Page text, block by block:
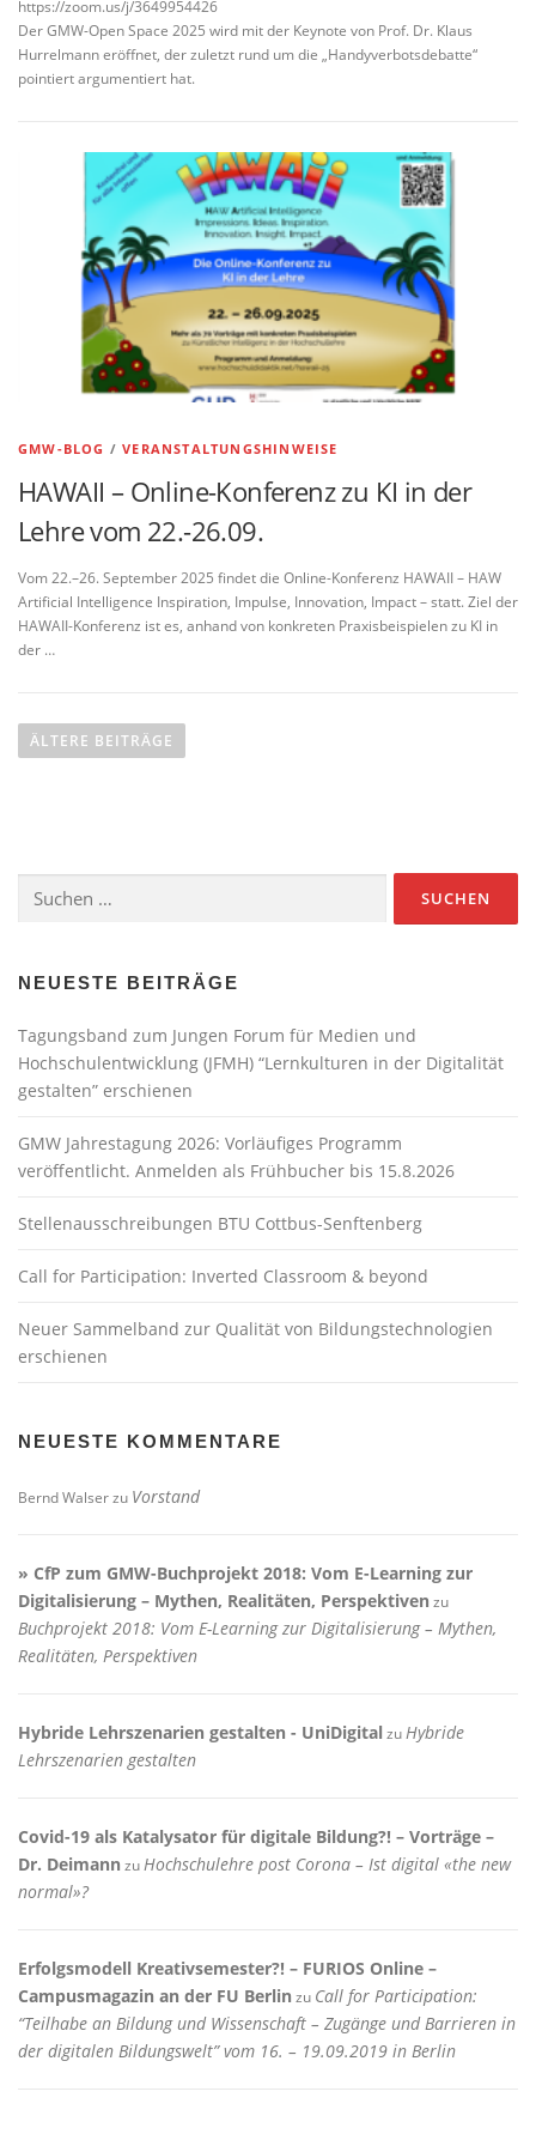
https://zoom.us/j/3649954426
Der GMW-Open Space 2025 wird mit der Keynote von Prof. Dr. Klaus
Hurrelmann eröffnet, der zuletzt rund um die „Handyverbotsdebatte“
pointiert argumentiert hat.
GMW-BLOG /VERANSTALTUNGSHINWEISE
HAWAII – Online-Konferenz zu KI in der
Lehre vom 22.-26.09.
Vom 22.–26. September 2025 findet die Online-Konferenz HAWAII – HAW
Artificial Intelligence Inspiration, Impulse, Innovation, Impact – statt. Ziel der
HAWAII-Konferenz ist es, anhand von konkreten Praxisbeispielen zu KI in
der …
e
a
i
g
t
i
n
ÄLTERE BEITRÄGE
nach:
NEUESTE BEITRÄGE
Tagungsband zum Jungen Forum für Medien und
Hochschulentwicklung (JFMH) “Lernkulturen in der Digitalität
gestalten” erschienen
GMW Jahrestagung 2026: Vorläufiges Programm
veröffentlicht. Anmelden als Frühbucher bis 15.8.2026
Stellenausschreibungen BTU Cottbus-Senftenberg
Call for Participation: Inverted Classroom & beyond
Neuer Sammelband zur Qualität von Bildungstechnologien
erschienen
NEUESTE KOMMENTARE
Bernd Walserzu Vorstand
» CfP zum GMW-Buchprojekt 2018: Vom E-Learning zur
Digitalisierung – Mythen, Realitäten, Perspektiven zu
Buchprojekt 2018: Vom E-Learning zur Digitalisierung – Mythen,
Realitäten, Perspektiven
Hybride Lehrszenarien gestalten - UniDigitalzu Hybride
Lehrszenarien gestalten
Covid-19 als Katalysator für digitale Bildung?! – Vorträge –
Dr. Deimann zu Hochschulehre post Corona – Ist digital «the new
normal»?
Erfolgsmodell Kreativsemester?! – FURIOS Online –
Campusmagazin an der FU Berlin zu Call for Participation:
“Teilhabe an Bildung und Wissenschaft – Zugänge und Barrieren in
der digitalen Bildungswelt” vom 16. – 19.09.2019 in Berlin